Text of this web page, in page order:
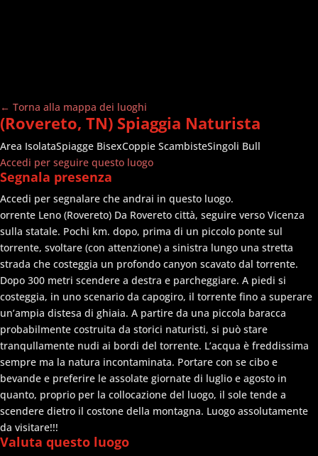
← Torna alla mappa dei luoghi
(Rovereto, TN) Spiaggia Naturista
Area IsolataSpiagge BisexCoppie ScambisteSingoli Bull
Accedi per seguire questo luogo
Segnala presenza
Accedi per segnalare che andrai in questo luogo.
orrente Leno (Rovereto) Da Rovereto città, seguire verso Vicenza
sulla statale. Pochi km. dopo, prima di un piccolo ponte sul
torrente, svoltare (con attenzione) a sinistra lungo una stretta
strada che costeggia un profondo canyon scavato dal torrente.
Dopo 300 metri scendere a destra e parcheggiare. A piedi si
costeggia, in uno scenario da capogiro, il torrente fino a superare
un’ampia distesa di ghiaia. A partire da una piccola baracca
probabilmente costruita da storici naturisti, si può stare
tranqullamente nudi ai bordi del torrente. L’acqua è freddissima
sempre ma la natura incontaminata. Portare con se cibo e
bevande e preferire le assolate giornate di luglio e agosto in
quanto, proprio per la collocazione del luogo, il sole tende a
scendere dietro il costone della montagna. Luogo assolutamente
da visitare!!!
Valuta questo luogo